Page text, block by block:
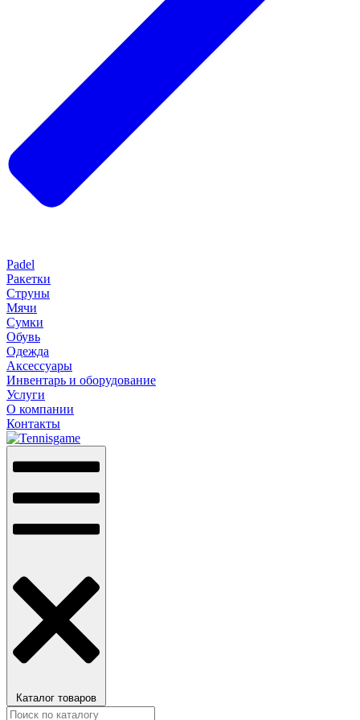
Padel
Ракетки
Струны
Мячи
Сумки
Обувь
Одежда
Аксессуары
Инвентарь и оборудование
Услуги
О компании
Контакты
Каталог товаров